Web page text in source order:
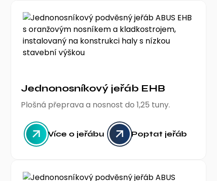
Jednonosníkový jeřáb EHB
Plošná přeprava a nosnost do 1,25 tuny.
Více o jeřábu Poptat jeřáb